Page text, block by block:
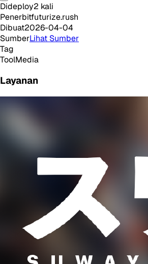
Dideploy2 kali
Penerbitfuturize.rush
Dibuat2026-04-04
SumberLihat Sumber
Tag
ToolMedia
Layanan